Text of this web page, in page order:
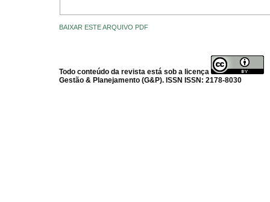
BAIXAR ESTE ARQUIVO PDF
Todo conteúdo da revista está sob a licença
Gestão & Planejamento (G&P). ISSN ISSN: 2178-8030